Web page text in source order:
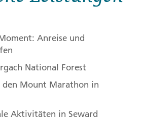
Anreise und
National Forest
den Mount Marathon in
Aktivitäten in Seward